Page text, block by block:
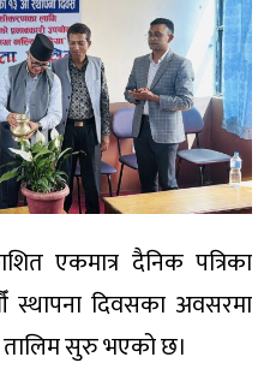
एकमात्र दैनिक पत्रिका
दिवसका अवसरमा
तालिम सुरु भएको छ।